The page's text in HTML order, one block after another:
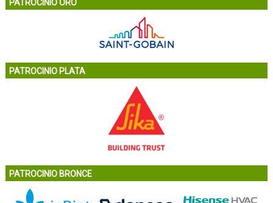
PATROCINIO ORO
PATROCINIO PLATA
PATROCINIO BRONCE